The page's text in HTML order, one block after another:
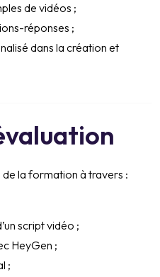
de vidéos ;
réponses ;
dans la création et
de la formation à travers :
script vidéo ;
HeyGen ;
;